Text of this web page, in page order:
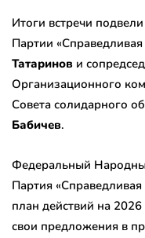
Итоги встречи
Партии «Справедливая
Татаринов и
Организационного
Совета солидарного
Бабичев.
Федеральный
Партия
план действий на
свои предложения в